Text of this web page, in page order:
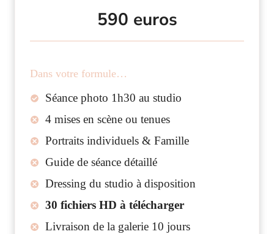
590 euros
Dans votre formule…
Séance photo 1h30 au studio
4 mises en scène ou tenues
Portraits individuels & Famille
Guide de séance détaillé
Dressing du studio à disposition
30 fichiers HD à télécharger
Livraison de la galerie 10 jours